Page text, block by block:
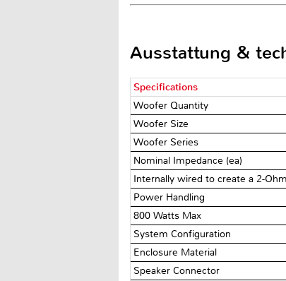
Ausstattung &
Specifications
Woofer Quantity
Woofer Size
Woofer Series
Nominal Impedance (ea)
Internally wired to create a 2-
Power Handling
800 Watts Max
System Configuration
Enclosure Material
Speaker Connector